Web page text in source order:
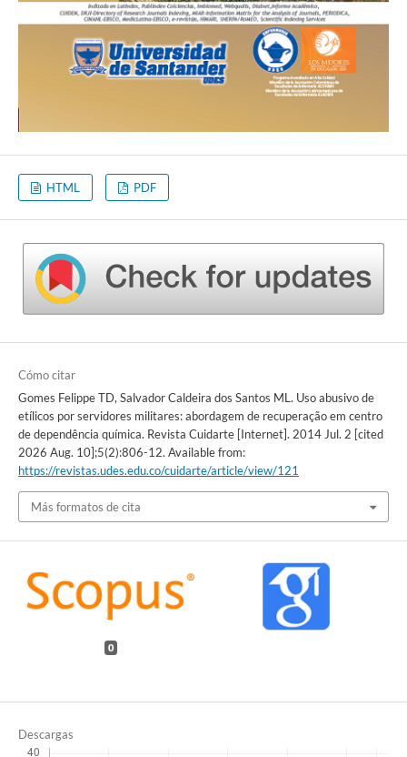
HTML PDF
Cómo citar
Gomes Felippe TD, Salvador Caldeira dos Santos ML. Uso abusivo de
etílicos por servidores militares: abordagem de recuperação em centro
de dependência química. Revista Cuidarte [Internet]. 2014 Jul. 2 [cited
2026 Aug. 10];5(2):806-12. Available from:
https://revistas.udes.edu.co/cuidarte/article/view/121
Más formatos de cita
0
Descargas